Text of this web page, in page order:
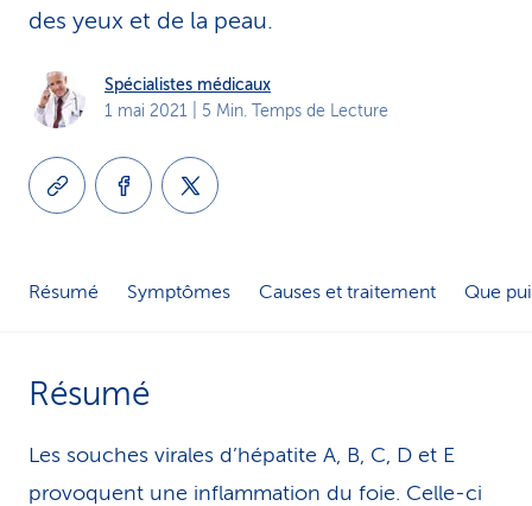
v
i
e
des yeux et de la peau.
Spécialistes médicaux
1 mai 2021 | 5 Min. Temps de Lecture
Résumé Symptômes Causes et traitement Que
Résumé
Les souches virales d’hépatite A, B, C, D et E
provoquent une inflammation du foie. Celle-ci